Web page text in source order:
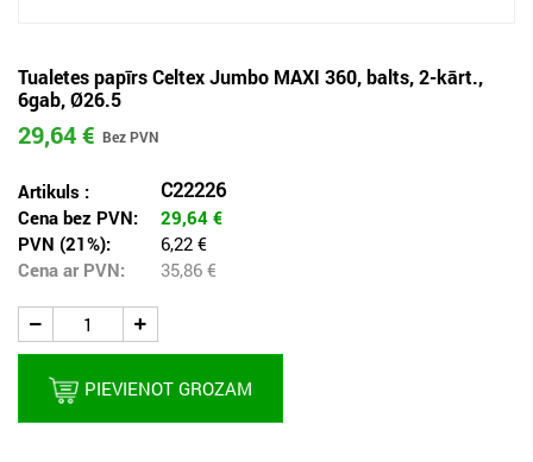
Tualetes papīrs Celtex Jumbo MAXI 360, balts, 2-kārt.,
6gab, Ø26.5
29,64 €
Artikuls : C22226
Cena bez PVN: 29,64 €
PVN (21%):
6,22 €
Cena ar PVN:
35,86 €
PIEVIENOT GROZAM